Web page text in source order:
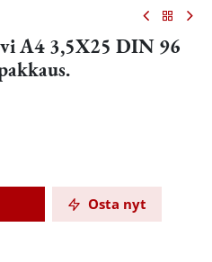
A4 3,5X25 DIN 96
Osta nyt